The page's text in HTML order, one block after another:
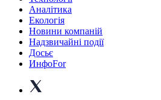
Аналітика
Екологія
Новини компаній
Надзвичайні події
Досьє
ИнфоFor